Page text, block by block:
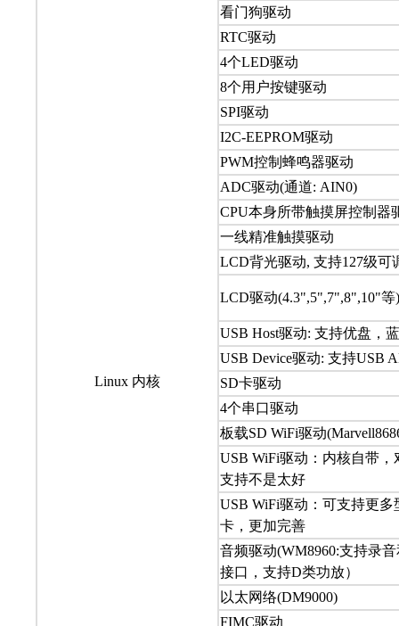
Linux 内核
看门狗驱动
RTC驱动
4个LED驱动
8个用户按键驱动
SPI驱动
I2C-EEPROM驱动
PWM控制蜂鸣器驱动
ADC驱动(通道: AIN0)
CPU本身所带触摸屏控制器
一线精准触摸驱动
LCD背光驱动, 支持127级可
LCD驱动(4.3",5",7",8",10"等
USB Host驱动: 支持优盘，
USB Device驱动: 支持USB
SD卡驱动
4个串口驱动
板载SD WiFi驱动
USB WiFi驱动：内核自带
支持不是太好
USB WiFi驱动：可支持更多
卡，更加完善
音频驱动(WM8960:支持录
接口，支持D类功放）
以太网络(DM9000)
FIMC驱动